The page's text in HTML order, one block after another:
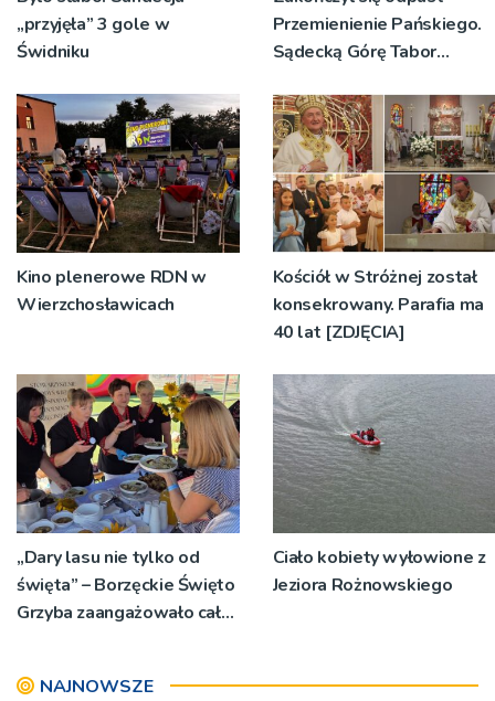
„przyjęła” 3 gole w
Świdniku
Przemienienie Pańskiego.
Sądecką Górę Tabor
pielgrzymów
Kino plenerowe RDN w
Wierzchosławicach
Kościół w Stróżnej został
konsekrowany. Parafia ma
40 lat [ZDJĘCIA]
„Dary lasu nie tylko od
święta” – Borzęckie Święto
Grzyba zaangażowało całe
Ciało kobiety wyłowione z
Jeziora Rożnowskiego
NAJNOWSZE